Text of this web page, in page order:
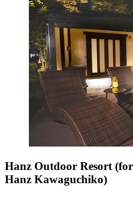
Hanz Outdoor Resort
Hanz Kawaguchiko)